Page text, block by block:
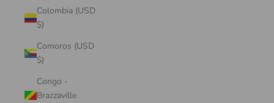
Colombia (USD
$)
Comoros (USD
$)
Congo -
Brazzaville